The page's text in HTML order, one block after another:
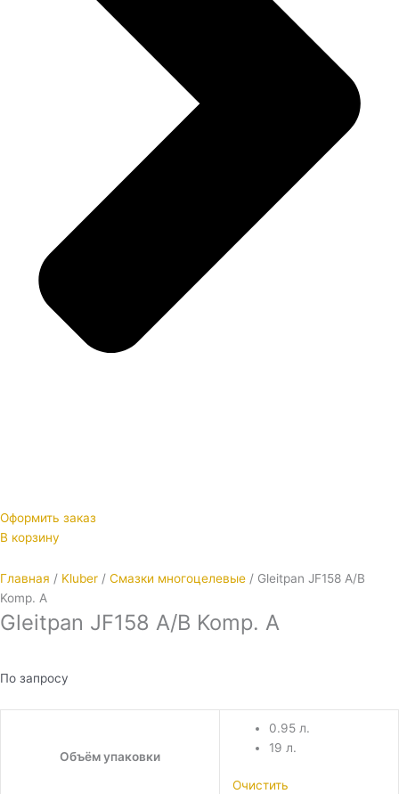
Оформить заказ
В корзину
Главная / Kluber / Смазки многоцелевые / Gleitpan JF158 A/B
Komp. A
Gleitpan JF158 A/B Komp. A
По запросу
Объём упаковки
0.95 л.
19 л.
Очистить